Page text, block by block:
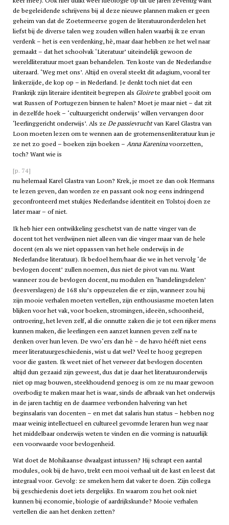
de begeleidende schrijvens bij al deze nieuwe plannen maken er geen
geheim van dat de Zoetermeerse gogen de literatuuronderdelen het
liefst bij de diverse talen weg zouden willen halen waarbij ik ze ervan
verdenk – het is een verdenking, hè, maar daar hebben ze het wel naar
gemaakt – dat het schoolvak ‘Literatuur’ uiteindelijk gewoon de
wereldliteratuur moet gaan behandelen. Ten koste van de Nederlandse
uiteraard. ‘Weg met ons’. Altijd en overal steekt dit adagium, vooral ter
linkerzijde, de kop op – in Nederland. Je denkt toch niet dat een
Frankrijk zijn literaire identiteit begrepen als Gloirete grabbel gooit om
wat Russen of Portugezen binnen te halen? Moet je maar niet – dat zit
in dezelfde hoek – ‘cultuurgericht onderwijs’ willen vervangen door
‘leerlinggericht onderwijs’. Als ze De passievruchtvan Karel Glastra van
Loon moeten lezen om te wennen aan de grotemensenliteratuur kun je
ze net zo goed – boeken zijn boeken – Anna Kareninavoorzetten,
toch? Want wie is
[p. 74]
nu helemaal Karel Glastra van Loon? Krek, je moet ze dan ook Hermans
te lezen geven, dan worden ze en passant ook nog eens indringend
geconfronteerd met stukjes Nederlandse identiteit en Tolstoj doen ze
later maar – of niet.
Ik heb hier een ontwikkeling geschetst van de natte vinger van de
docent tot het verdwijnen niet alleen van die vinger maar van de hele
docent (en als we niet oppassen van het hele onderwijs in de
Nederlandse literatuur). Ik bedoel hem/haar die we in het vervolg ‘de
bevlogen docent’ zullen noemen, dus niet de pivot van nu. Want
wanneer zou de bevlogen docent, nu modulen en ‘handelingsdelen’
(leesverslagen) de 168 slu’s oppeuzelen die er zijn, wanneer zou hij
zijn mooie verhalen moeten vertellen, zijn enthousiasme moeten laten
blijken voor het vak, voor boeken, stromingen, ideeën, schoonheid,
ontroering, het leven zelf, al die onnutte zaken die je tot een rijker mens
kunnen maken, die leerlingen een aanzet kunnen geven zelf na te
denken over hun leven. De vwo‘ers dan hè – de havo hééft niet eens
meer literatuurgeschiedenis, wist u dat wel? Veel te hoog gegrepen
voor die gasten. Ik weet niet of het verweer dat bevlogen docenten
altijd dun gezaaid zijn geweest, dus dat je daar het literatuuronderwijs
niet op mag bouwen, steekhoudend genoeg is om ze nu maar gewoon
overbodig te maken maar het is waar, sinds de afbraak van het onderwijs
in de jaren tachtig en de daarmee verbonden halvering van het
beginsalaris van docenten – en met dat salaris hun status – hebben nog
maar weinig intellectueel en cultureel gevormde leraren hun weg naar
het middelbaar onderwijs weten te vinden en die vorming is natuurlijk
een voorwaarde voor bevlogenheid.
Wat doet de Mohikaanse dwaalgast intussen? Hij schrapt een aantal
modules, ook bij de havo, trekt een mooi verhaal uit de kast en leest dat
integraal voor. Gevolg: ze smeken hem dat vaker te doen. Zijn collega
bij geschiedenis doet iets dergelijks. En waarom zou het ook niet
kunnen bij economie, biologie of aardrijkskunde? Mooie verhalen
vertellen die aan het denken zetten?